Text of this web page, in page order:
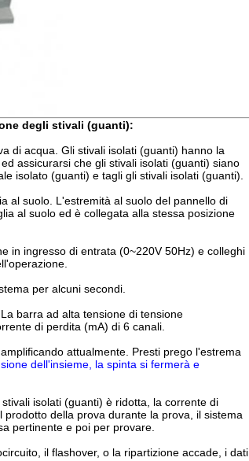
degli stivali (guanti):
di acqua. Gli stivali isolati (guanti) hanno la
assicurarsi che gli stivali isolati (guanti) siano
isolato (guanti) e tagli gli stivali isolati (guanti).
al suolo. L'estremità al suolo del pannello di
al suolo ed è collegata alla stessa posizione
in ingresso di entrata (0~220V 50Hz) e colleghi
per alcuni secondi.
barra ad alta tensione di tensione
di perdita (mA) di 6 canali.
attualmente. Presti prego l'estrema
dell'insieme, la spinta si fermerà e
isolati (guanti) è ridotta, la corrente di
della prova durante la prova, il sistema
pertinente e poi per provare.
il flashover, o la ripartizione accade, i dati